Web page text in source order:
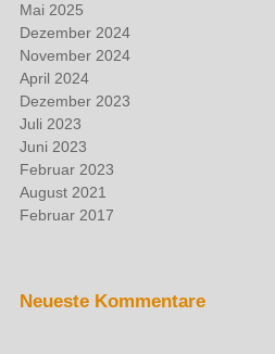
Mai 2025
Dezember 2024
November 2024
April 2024
Dezember 2023
Juli 2023
Juni 2023
Februar 2023
August 2021
Februar 2017
Neueste Kommentare